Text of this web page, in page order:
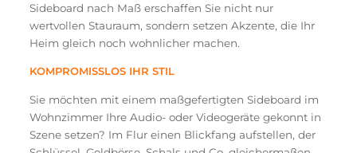
Sideboard nach Maß erschaffen Sie nicht nur
wertvollen Stauraum, sondern setzen Akzente, die Ihr
Heim gleich noch wohnlicher machen.
KOMPROMISSLOS IHR STIL
Sie möchten mit einem maßgefertigten Sideboard im
Wohnzimmer Ihre Audio- oder Videogeräte gekonnt in
Szene setzen? Im Flur einen Blickfang aufstellen, der